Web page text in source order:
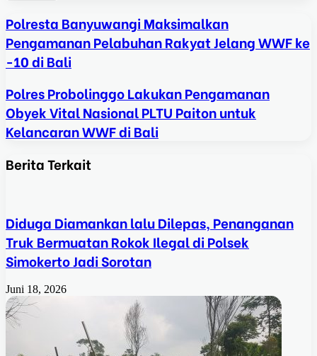
Polresta Banyuwangi Maksimalkan
Pengamanan Pelabuhan Rakyat Jelang WWF ke
-10 di Bali
Polres Probolinggo Lakukan Pengamanan
Obyek Vital Nasional PLTU Paiton untuk
Kelancaran WWF di Bali
Berita Terkait
Diduga Diamankan lalu Dilepas, Penanganan
Truk Bermuatan Rokok Ilegal di Polsek
Simokerto Jadi Sorotan
Juni 18, 2026